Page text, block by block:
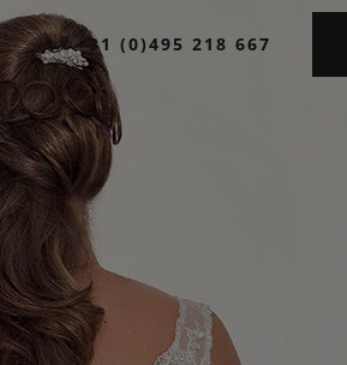
+31 (0)495 218 667